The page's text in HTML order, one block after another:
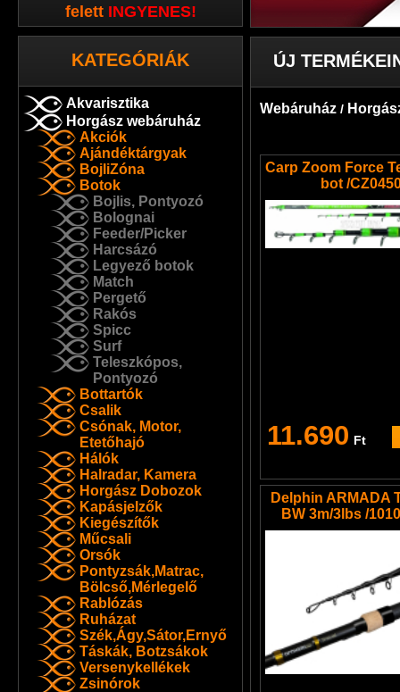
felett INGYENES!
KATEGÓRIÁK
Akvarisztika
Horgász webáruház
Akciók
Ajándéktárgyak
BojliZóna
Botok
Bojlis, Pontyozó
Bolognai
Feeder/Picker
Harcsázó
Legyező botok
Match
Pergető
Rakós
Spicc
Surf
Teleszkópos,
Pontyozó
Bottartók
Csalik
Csónak, Motor,
Etetőhajó
Hálók
Halradar, Kamera
Horgász Dobozok
Kapásjelzők
Kiegészítők
Műcsali
Orsók
Pontyzsák,Matrac,
Bölcső,Mérlegelő
Rablózás
Ruházat
Szék,Ágy,Sátor,Ernyő
Táskák, Botzsákok
Versenykellékek
Zsinórok
ÚJ
Webáruház /
Carp Zoom Force
bot /
11.690 Ft
Delphin ARMADA
BW 3m/3lbs /